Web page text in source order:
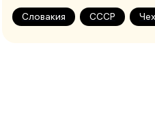
Словакия СССР